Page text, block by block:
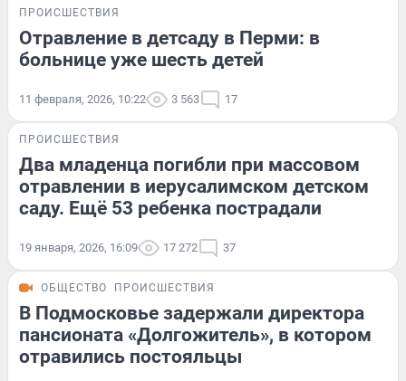
ПРОИСШЕСТВИЯ
Отравление в детсаду в Перми: в
больнице уже шесть детей
11 февраля, 2026, 10:22 3 563 17
ПРОИСШЕСТВИЯ
Два младенца погибли при массовом
отравлении в иерусалимском детском
саду. Ещё 53 ребенка пострадали
19 января, 2026, 16:09 17 272 37
ОБЩЕСТВО ПРОИСШЕСТВИЯ
В Подмосковье задержали директора
пансионата «Долгожитель», в котором
отравились постояльцы